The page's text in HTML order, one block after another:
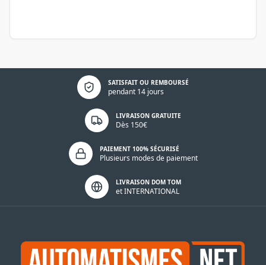
SATISFAIT OU REMBOURSÉ
pendant 14 jours
Politique de confidentialité
LIVRAISON GRATUITE
Dès 150€
PAIEMENT 100% SÉCURISÉ
Plusieurs modes de paiement
LIVRAISON DOM TOM
et INTERNATIONAL